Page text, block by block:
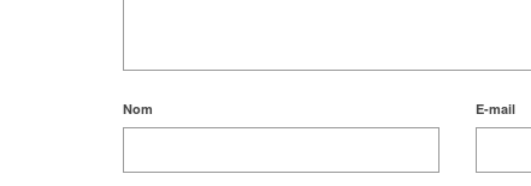
Nom E-mail